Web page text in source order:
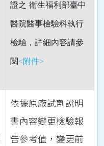
證之 衛生福利部臺中
醫院醫事檢驗科執行
檢驗，詳細內容請參
閱<附件>
依據原廠試劑說明
書內容變更檢驗報
告參考值，變更前